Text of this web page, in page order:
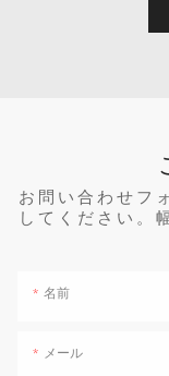
お問い合わせフ
してください。
名前
メール